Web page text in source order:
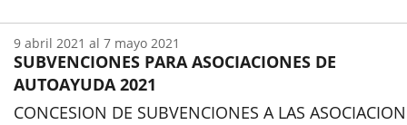
Inicio
SUBVENCIONES PARA ASOCIACIONES DE
AUTOAYUDA 2021
CONCESION DE SUBVENCIONES A LAS
9 abril 2021 al 7 mayo 2021